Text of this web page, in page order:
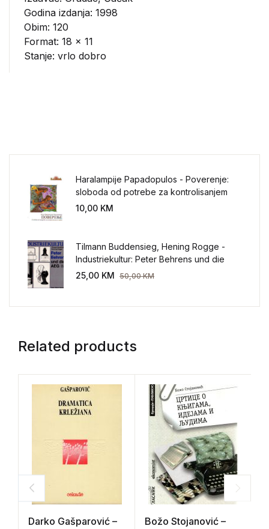
Godina izdanja: 1998
Obim: 120
Format: 18 x 11
Stanje: vrlo dobro
Haralampije Papadopulos - Poverenje:
sloboda od potrebe za kontrolisanjem
sveta
10,00 KM
Tilmann Buddensieg, Hening Rogge -
Industriekultur: Peter Behrens und die
AEG 1907-1914.
25,00 KM 50,00KM
Related products
Darko Gašparović –
Božo Stojanović –